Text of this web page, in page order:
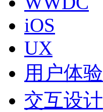
iOS
UX
用户体验
交互设计